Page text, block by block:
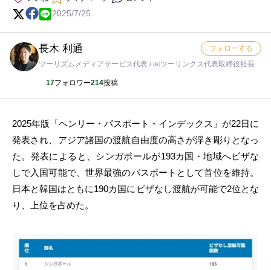
2025/7/25
長木 利通
ツーリズムメディアサービス代表 / ㈱ツーリンクス代表取締役社長
17フォロワー214投稿
フォローする
2025年版「ヘンリー・パスポート・インデックス」が22日に
発表され、アジア諸国の渡航自由度の高さが浮き彫りとなっ
た。発表によると、シンガポールが193カ国・地域へビザな
しで入国可能で、世界最強のパスポートとして首位を維持。
日本と韓国はともに190カ国にビザなし渡航が可能で2位とな
り、上位を占めた。